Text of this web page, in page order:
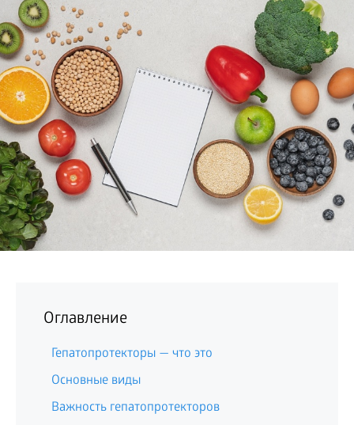
Оглавление
Гепатопротекторы — что это
Основные виды
Важность гепатопротекторов